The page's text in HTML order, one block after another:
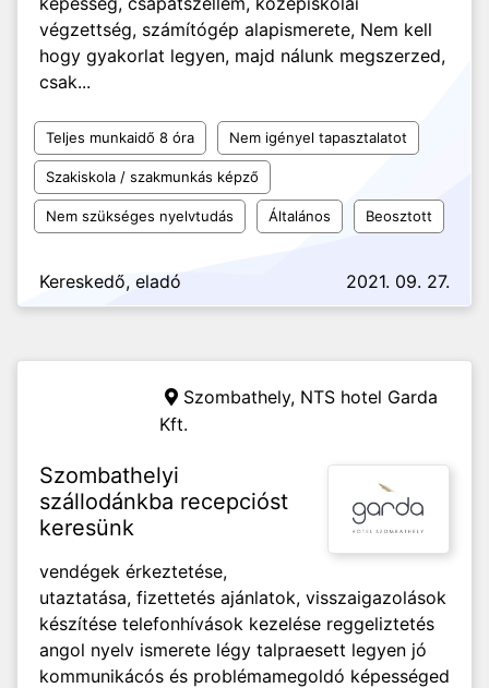
végzettség, számítógép alapismerete, Nem kell
hogy gyakorlat legyen, majd nálunk megszerzed,
csak...
Teljes munkaidő 8 óra Nem igényel tapasztalatot
Szakiskola / szakmunkás képző
Nem szükséges nyelvtudás Általános Beosztott
Kereskedő, eladó 2021. 09. 27.
Szombathely, NTS hotel Garda
Kft.
Szombathelyi
szállodánkba recepcióst
keresünk
vendégek érkeztetése,
utaztatása, fizettetés ajánlatok, visszaigazolások
készítése telefonhívások kezelése reggeliztetés
angol nyelv ismerete légy talpraesett legyen jó
kommunikácós és problémamegoldó képességed